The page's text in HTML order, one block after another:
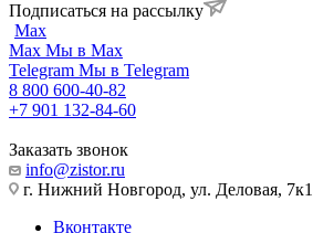
Подписаться на рассылку
Max
Max Мы в Max
Telegram Мы в Telegram
8 800 600-40-82
+7 901 132-84-60
Заказать звонок
info@zistor.ru
г. Нижний Новгород, ул. Деловая, 7к1
Вконтакте